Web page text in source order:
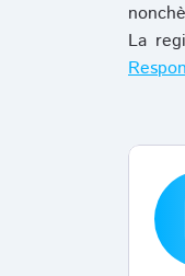
La